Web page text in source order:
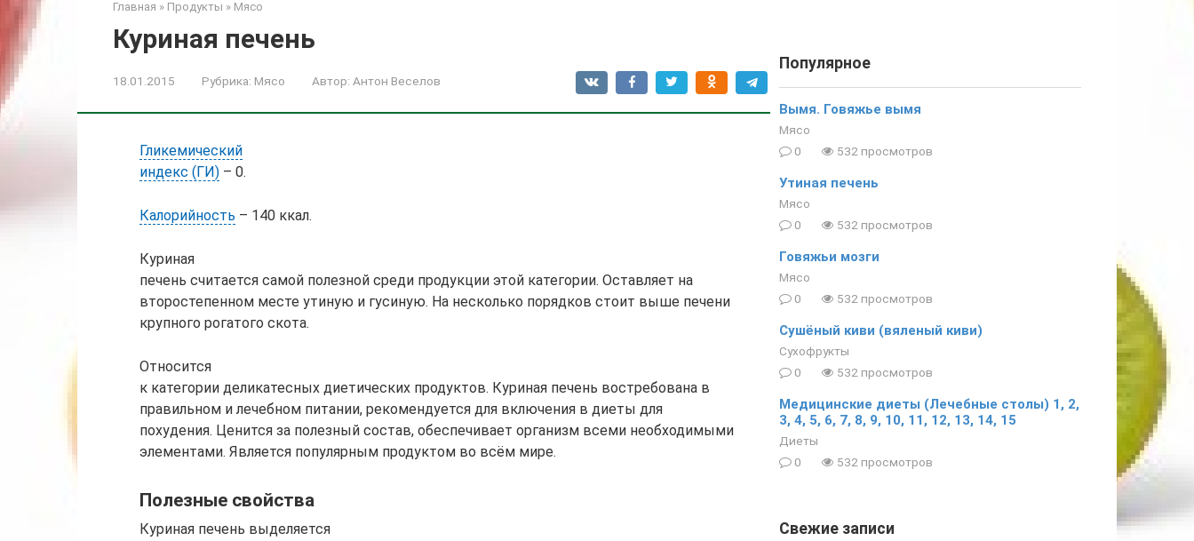
Главная » Продукты » Мясо
Куриная печень
18.01.2015 Рубрика: Мясо Автор: Антон Веселов
Гликемический
индекс (ГИ) – 0.
Калорийность – 140 ккал.
Куриная
печень считается самой полезной среди продукции этой категории. Оставляет на
второстепенном месте утиную и гусиную. На несколько порядков стоит выше печени
крупного рогатого скота.
Относится
к категории деликатесных диетических продуктов. Куриная печень востребована в
правильном и лечебном питании, рекомендуется для включения в диеты для
похудения. Ценится за полезный состав, обеспечивает организм всеми необходимыми
элементами. Является популярным продуктом во всём мире.
Полезные свойства
Куриная печень выделяется
Популярное
Вымя. Говяжье вымя
Мясо
0
532 просмотров
Утиная печень
Мясо
0
532 просмотров
Говяжьи мозги
Мясо
0
532 просмотров
Сушёный киви (вяленый киви)
Сухофрукты
0
532 просмотров
Медицинские диеты (Лечебные столы) 1, 2,
3, 4, 5, 6, 7, 8, 9, 10, 11, 12, 13, 14, 15
Диеты
0
532 просмотров
Свежие записи